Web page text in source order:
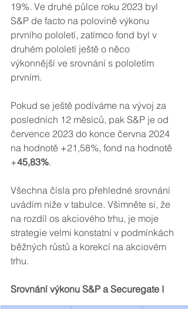
19%. Ve druhé půlce roku 2023 byl
S&P de facto na polovině výkonu
prvního pololetí, zatímco fond byl v
druhém pololetí ještě o něco
výkonnější ve srovnání s pololetím
prvním.
Pokud se ještě podíváme na vývoj za
posledních 12 měsíců, pak S&P je od
července 2023 do konce června 2024
na hodnotě +21,58%, fond na hodnotě
+45,83%.
Všechna čísla pro přehledné srovnání
uvádím níže v tabulce. Všimněte si, že
na rozdíl os akciového trhu, je moje
strategie velmi konstatní v podmínkách
běžných růstů a korekcí na akciovém
trhu.
Srovnání výkonu S&P a Securegate I